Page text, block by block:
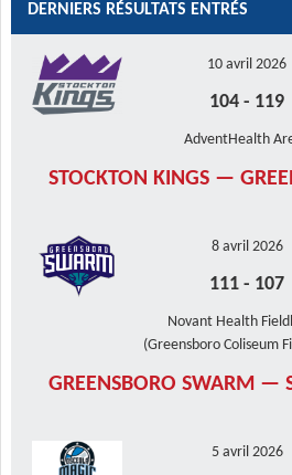
DERNIERS RÉSULTATS ENTRÉS
10 avril 2026
104 - 119
AdventHealth
STOCKTON KINGS —
8 avril 2026
111 - 107
Novant Health
(Greensboro Coliseum
GREENSBORO SWARM —
5 avril 2026